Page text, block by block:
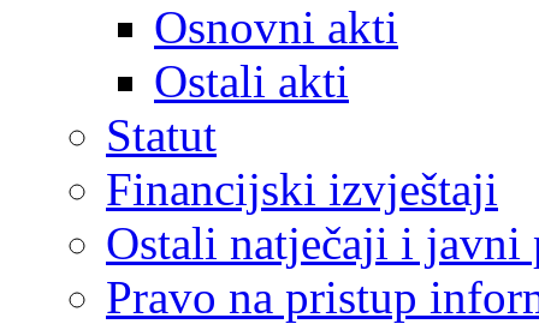
Osnovni akti
Ostali akti
Statut
Financijski izvještaji
Ostali natječaji i javni
Pravo na pristup